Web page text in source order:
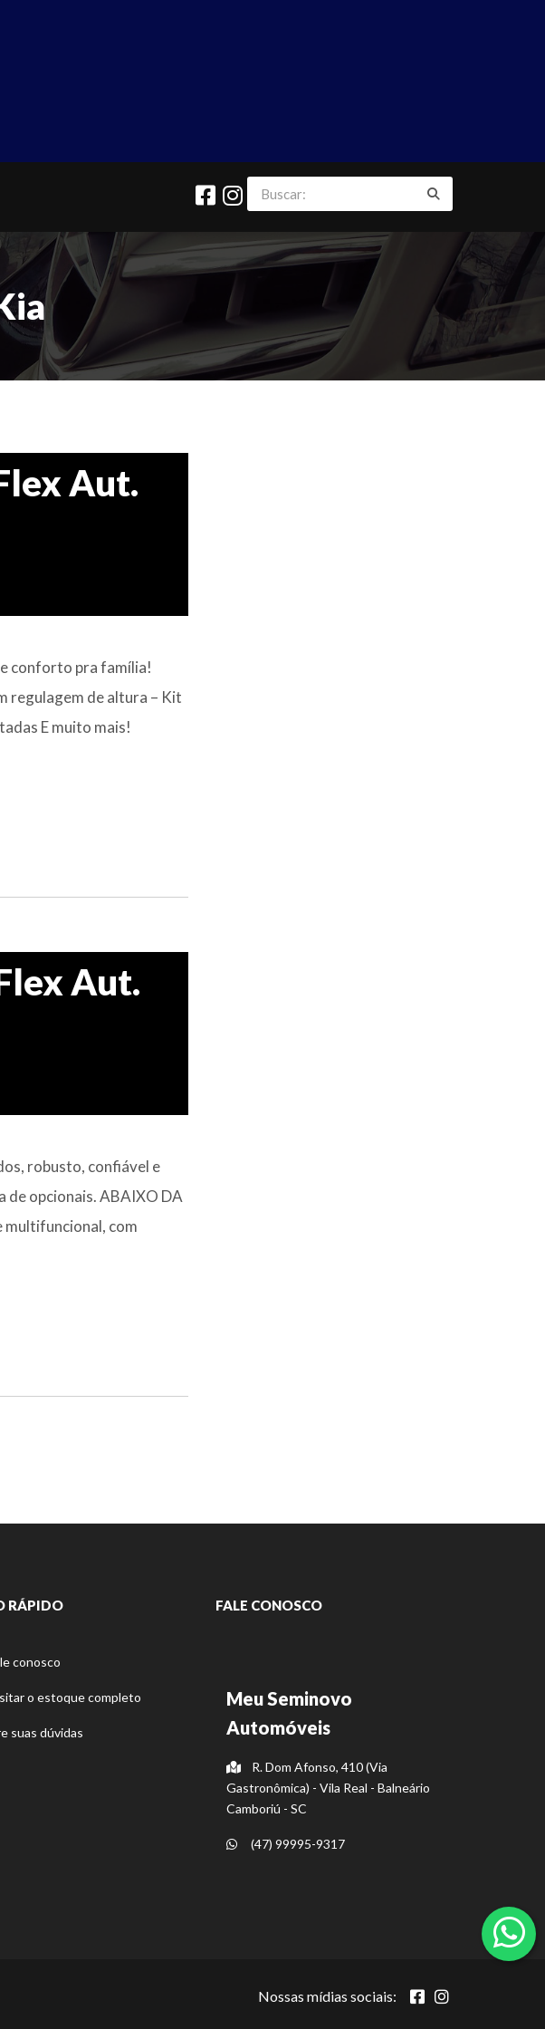
Aut.
conforto pra família!
regulagem de altura – Kit
E muito mais!
Aut.
robusto, confiável e
de opcionais. ABAIXO DA
multifuncional, com
RÁPIDO
conosco
o estoque completo
suas dúvidas
FALE CONOSCO
Meu Seminovo
Automóveis
R. Dom Afonso, 410 (Via
Gastronômica) - Vila Real - Balneário
Camboriú - SC
(47) 99995-9317
Nossas mídias sociais: